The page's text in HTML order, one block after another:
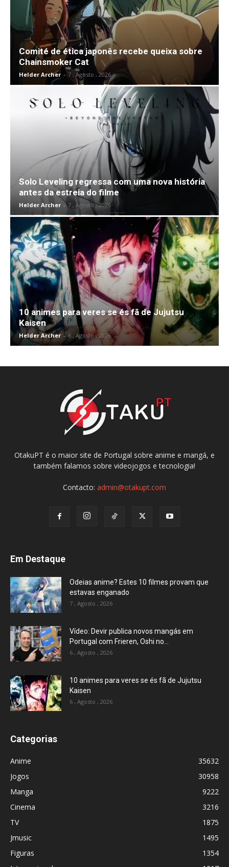
Comité de ética japonês recebe queixa sobre
Chainsmoker Cat
Helder Archer - 7 , Agosto , 2026
Solo Leveling regressa com uma nova história
antes da estreia do filme
Helder Archer - 7 , Agosto , 2026
10 animes para veres se és fã de Jujutsu
Kaisen
Helder Archer - 6 , Agosto , 2026
OtakuPT é o maior site de Portugal sobre anime e mangá, e
também falamos sobre videojogos e tecnologia!
Contacto: admin@otakupt.com
Em Destaque
Odeias anime? Estes 10 filmes provam que
estavas enganado
7 , Agosto , 2026
Vídeo: Devir publica novos mangás em
Portugal com Frieren, Oshi no...
6 , Agosto , 2026
10 animes para veres se és fã de Jujutsu
Kaisen
6 , Agosto , 2026
Categorias
Anime
35632
Jogos
30958
Manga
9222
Cinema
3216
TV
1875
Jmusic
1495
Figuras
1354